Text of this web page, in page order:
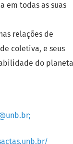
em todas as suas
relações de
coletiva, e seus
do